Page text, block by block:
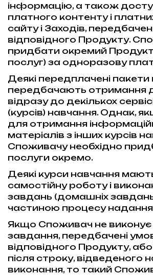
інформацію, а також
платного контенту і
сайту і Заходів,
відповідного Продукту.
придбати окремий
послуг) за одноразову
Деякі передплачені пакети
передбачають отримання
відразу до декількох
(курсів) навчання. Однак,
для отримання
матеріалів з інших курсів
Споживачу необхідно
послуги окремо.
Деякі курси навчання
самостійну роботу і
завдань (домашніх
частиною процесу надання
Якщо Споживач не
завдання, передбачені
відповідного Продукту,
після строку, відведеного
виконання, то такий